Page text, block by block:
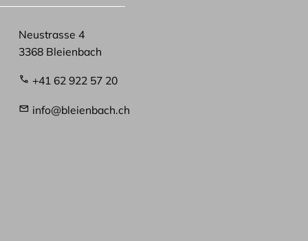
Neustrasse 4
3368 Bleienbach
+41 62 922 57 20
info@bleienbach.ch